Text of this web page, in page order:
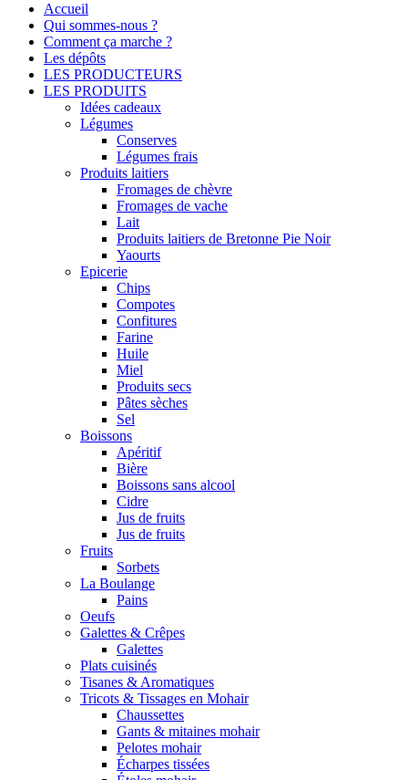
Accueil
Qui sommes-nous ?
Comment ça marche ?
Les dépôts
LES PRODUCTEURS
LES PRODUITS
Idées cadeaux
Légumes
Conserves
Légumes frais
Produits laitiers
Fromages de chèvre
Fromages de vache
Lait
Produits laitiers de Bretonne Pie Noir
Yaourts
Epicerie
Chips
Compotes
Confitures
Farine
Huile
Miel
Produits secs
Pâtes sèches
Sel
Boissons
Apéritif
Bière
Boissons sans alcool
Cidre
Jus de fruits
Jus de fruits
Fruits
Sorbets
La Boulange
Pains
Oeufs
Galettes & Crêpes
Galettes
Plats cuisinés
Tisanes & Aromatiques
Tricots & Tissages en Mohair
Chaussettes
Gants & mitaines mohair
Pelotes mohair
Écharpes tissées